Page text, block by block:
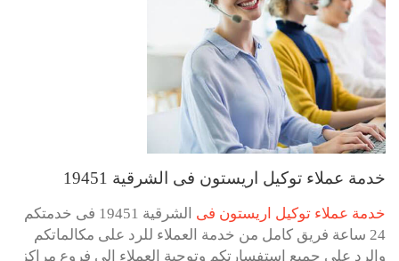
خدمة عملاء توكيل اريستون فى الشرقية 19451
خدمة عملاء توكيل اريستون فى
الشرقية 19451 فى خدمتكم
24 ساعة فريق كامل من خدمة العملاء للرد على مكالماتكم
والرد على جميع استفسارتكم وتوجية العملاء الى فروع مراكز